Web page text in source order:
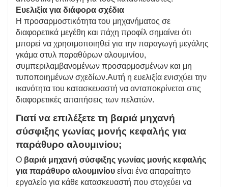
Ευελιξία για διάφορα σχέδια
Η προσαρμοστικότητα του μηχανήματος σε
διαφορετικά μεγέθη και πάχη προφίλ σημαίνει ότι
μπορεί να χρησιμοποιηθεί για την παραγωγή μεγάλης
γκάμα στυλ παραθύρων αλουμινίου,
συμπεριλαμβανομένων προσαρμοσμένων και μη
τυποποιημένων σχεδίων.Αυτή η ευελιξία ενισχύει την
ικανότητα του κατασκευαστή να ανταποκρίνεται στις
διαφορετικές απαιτήσεις των πελατών.
Γιατί να επιλέξετε τη βαριά μηχανή
σύσφιξης γωνίας μονής κεφαλής για
παράθυρο αλουμινίου;
Ο βαριά μηχανή σύσφιξης γωνίας μονής κεφαλής
για παράθυρο αλουμινίου είναι ένα απαραίτητο
εργαλείο για κάθε κατασκευαστή που στοχεύει να